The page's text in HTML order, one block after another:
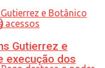
Gutierrez e
execução dos